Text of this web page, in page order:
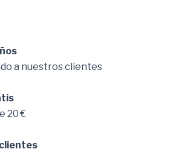
a nuestros clientes
20 €